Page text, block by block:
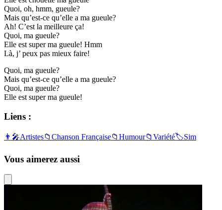
Quoi, oh, hmm, gueule?
Mais qu’est-ce qu’elle a ma gueule?
Ah! C’est la meilleure ça!
Quoi, ma gueule?
Elle est super ma gueule! Hmm
Là, j’ peux pas mieux faire!
Quoi, ma gueule?
Mais qu’est-ce qu’elle a ma gueule?
Quoi, ma gueule?
Elle est super ma gueule!
Liens :
👨‍🎤Artistes📁 Chanson Française📁 Humour📁 Variété🏷️Sim
Vous aimerez aussi